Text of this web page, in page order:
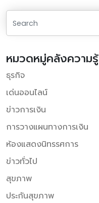
หมวดหมู่คลังความรู้
ธุรกิจ
เด่นออนไลน์
ข่าวการเงิน
การวางแผนทางการเงิน
ห้องแสดงนิทรรศการ
ข่าวทั่วไป
สุขภาพ
ประกันสุขภาพ